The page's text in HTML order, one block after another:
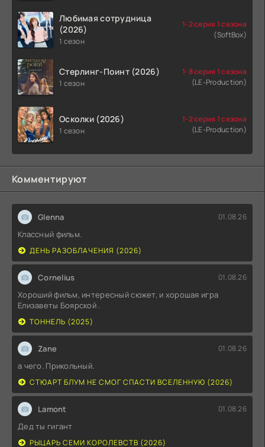
Любимая сотрудница
(2026)
1 сезон
1-2 серия 1 сезона
(SoftBox)
Стерлинг-Поинт (2026)
1 сезон
1-8 серия 1 сезона
(LE-Production)
Осколки (2026)
1 сезон
1-2 серия 1 сезона
(LE-Production)
Комментируют
Glenna 01.08.26
Классный фильм.
ДЕНЬ РАЗОБЛАЧЕНИЯ (2026)
Cornelius 01.08.26
Хороший фильм, интересный сюжет, и хорошая игра
Елизаветы Боярской .
ТОННЕЛЬ (2025)
Zane 01.08.26
а чего. Прикольный.
СТЮАРТ БЛУМ НЕ СМОГ СПАСТИ ВСЕЛЕННУЮ (2026)
Lamont 01.08.26
Дед ты гигант
РЫЦАРЬ СЕМИ КОРОЛЕВСТВ (2026)